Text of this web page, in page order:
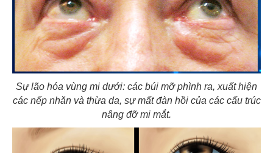
Sự lão hóa vùng mi dưới: các búi mỡ phình ra, xuất hiện
các nếp nhăn và thừa da, sự mất đàn hồi của các cấu trúc
nâng đỡ mi mắt.